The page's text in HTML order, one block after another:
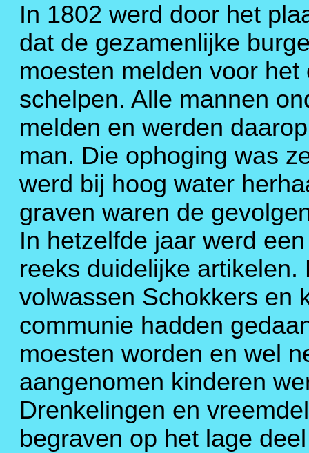
In 1802 werd door het
dat de gezamenlijke
moesten melden voor
schelpen. Alle mannen
melden en werden
man. Die ophoging was
werd bij hoog water
graven waren de
In hetzelfde jaar werd
reeks duidelijke
volwassen Schokkers en
communie hadden
moesten worden en wel
aangenomen kinderen
Drenkelingen en
begraven op het lage